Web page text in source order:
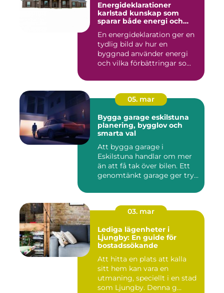
Energideklarationer
karlstad kunskap som
sparar både energi och
En energideklaration ger en
tydlig bild av hur en
byggnad använder energi
och vilka förbättringar so...
05. mar
Bygga garage eskilstuna
planering, bygglov och
smarta val
Att bygga garage i
Eskilstuna handlar om mer
än att få tak över bilen. Ett
genomtänkt garage ger try...
03. mar
Lediga lägenheter i
Ljungby: En guide för
bostadssökande
Att hitta en plats att kalla
sitt hem kan vara en
utmaning, speciellt i en stad
som Ljungby. Denna g...